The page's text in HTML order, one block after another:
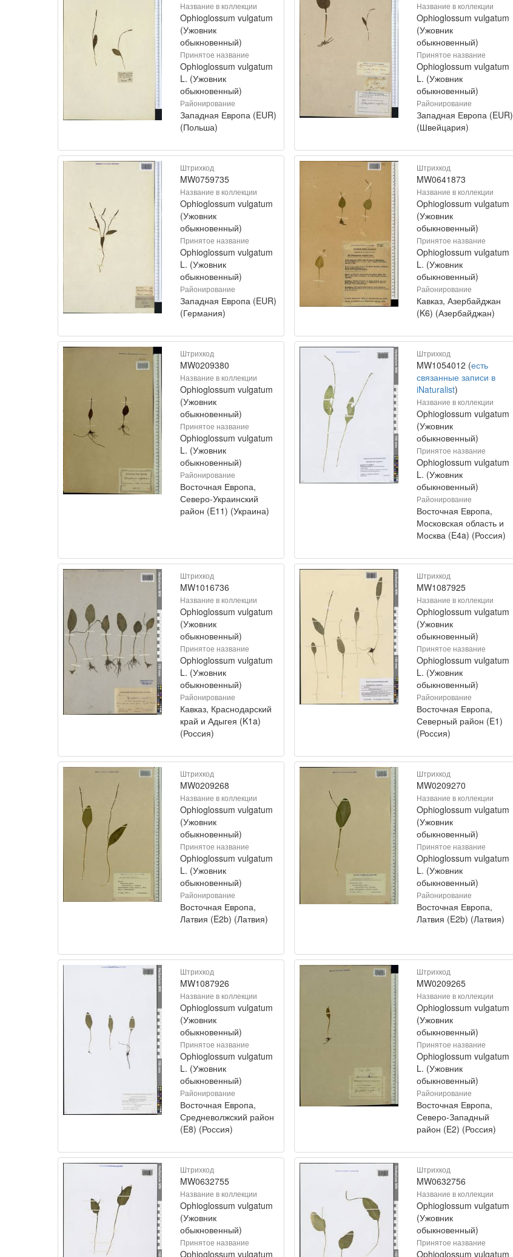
Название в коллекции
Ophioglossum vulgatum
(Ужовник
обыкновенный)
Принятое название
Ophioglossum vulgatum
L. (Ужовник
обыкновенный)
Районирование
Западная Европа (EUR)
(Польша)
Название в коллекции
Ophioglossum vulgatum
(Ужовник
обыкновенный)
Принятое название
Ophioglossum vulgatum
L. (Ужовник
обыкновенный)
Районирование
Западная Европа (EUR)
(Швейцария)
Штрихкод
MW0759735
Название в коллекции
Ophioglossum vulgatum
(Ужовник
обыкновенный)
Принятое название
Ophioglossum vulgatum
L. (Ужовник
обыкновенный)
Районирование
Западная Европа (EUR)
(Германия)
Штрихкод
MW0641873
Название в коллекции
Ophioglossum vulgatum
(Ужовник
обыкновенный)
Принятое название
Ophioglossum vulgatum
L. (Ужовник
обыкновенный)
Районирование
Кавказ, Азербайджан
(K6) (Азербайджан)
Штрихкод
MW0209380
Название в коллекции
Ophioglossum vulgatum
(Ужовник
обыкновенный)
Принятое название
Ophioglossum vulgatum
L. (Ужовник
обыкновенный)
Районирование
Восточная Европа,
Северо-Украинский
район (E11) (Украина)
Штрихкод
MW1054012 (есть
связанные записи в
iNaturalist)
Название в коллекции
Ophioglossum vulgatum
(Ужовник
обыкновенный)
Принятое название
Ophioglossum vulgatum
L. (Ужовник
обыкновенный)
Районирование
Восточная Европа,
Московская область и
Москва (E4a) (Россия)
Штрихкод
MW1016736
Название в коллекции
Ophioglossum vulgatum
(Ужовник
обыкновенный)
Принятое название
Ophioglossum vulgatum
L. (Ужовник
обыкновенный)
Районирование
Кавказ, Краснодарский
край и Адыгея (K1a)
(Россия)
Штрихкод
MW1087925
Название в коллекции
Ophioglossum vulgatum
(Ужовник
обыкновенный)
Принятое название
Ophioglossum vulgatum
L. (Ужовник
обыкновенный)
Районирование
Восточная Европа,
Северный район (E1)
(Россия)
Штрихкод
MW0209268
Название в коллекции
Ophioglossum vulgatum
(Ужовник
обыкновенный)
Принятое название
Ophioglossum vulgatum
L. (Ужовник
обыкновенный)
Районирование
Восточная Европа,
Латвия (E2b) (Латвия)
Штрихкод
MW0209270
Название в коллекции
Ophioglossum vulgatum
(Ужовник
обыкновенный)
Принятое название
Ophioglossum vulgatum
L. (Ужовник
обыкновенный)
Районирование
Восточная Европа,
Латвия (E2b) (Латвия)
Штрихкод
MW1087926
Название в коллекции
Ophioglossum vulgatum
(Ужовник
обыкновенный)
Принятое название
Ophioglossum vulgatum
L. (Ужовник
обыкновенный)
Районирование
Восточная Европа,
Средневолжский район
(E8) (Россия)
Штрихкод
MW0209265
Название в коллекции
Ophioglossum vulgatum
(Ужовник
обыкновенный)
Принятое название
Ophioglossum vulgatum
L. (Ужовник
обыкновенный)
Районирование
Восточная Европа,
Северо-Западный
район (E2) (Россия)
Штрихкод
MW0632755
Название в коллекции
Ophioglossum vulgatum
(Ужовник
обыкновенный)
Принятое название
Ophioglossum vulgatum
Штрихкод
MW0632756
Название в коллекции
Ophioglossum vulgatum
(Ужовник
обыкновенный)
Принятое название
Ophioglossum vulgatum